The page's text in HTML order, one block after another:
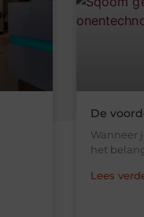
De
Wanneer
het
Lees